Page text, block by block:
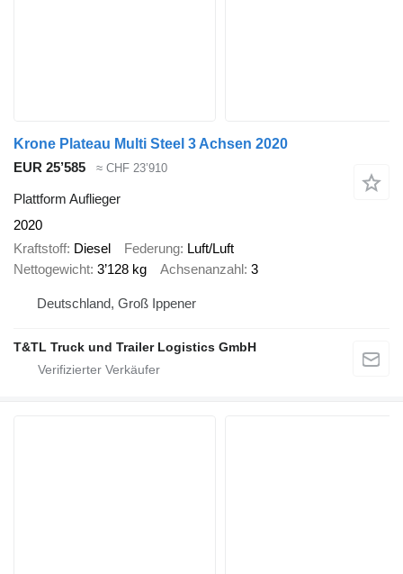
Krone Plateau Multi Steel 3 Achsen 2020
EUR 25’585
≈ CHF 23’910
Plattform Auflieger
2020
Kraftstoff Diesel Federung Luft/Luft
Nettogewicht 3’128 kg Achsenanzahl 3
Deutschland, Groß Ippener
T&TL Truck und Trailer Logistics GmbH